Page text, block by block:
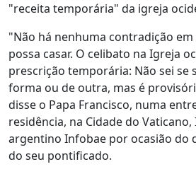
"receita temporária" da igreja
"Não há nenhuma contradição
possa casar. O celibato na Igreja
prescrição temporária: Não sei se
forma ou de outra, mas é
disse o Papa Francisco, numa
residência, na Cidade do
argentino Infobae por ocasião do
do seu pontificado.